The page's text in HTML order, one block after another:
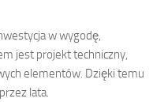
w wygodę,
jest projekt techniczny,
elementów. Dzięki temu
lata.